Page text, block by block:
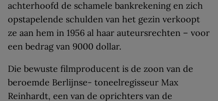
achterhoofd de schamele bankrekening en zich
opstapelende schulden van het gezin verkoopt
ze aan hem in 1956 al haar auteursrechten – voor
een bedrag van 9000 dollar.
Die bewuste filmproducent is de zoon van de
beroemde Berlijnse- toneelregisseur Max
Reinhardt, een van de oprichters van de